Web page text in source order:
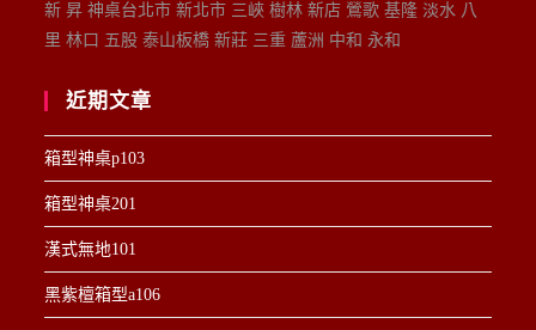
新 昇 神桌台北市 新北市 三峽 樹林 新店 鶯歌 基隆 淡水 八
里 林口 五股 泰山板橋 新莊 三重 蘆洲 中和 永和
近期文章
箱型神桌p103
箱型神桌201
漢式無地101
黑紫檀箱型a106